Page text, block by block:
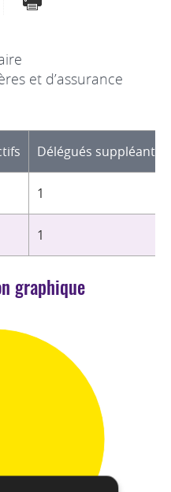
et d’assurance
Délégués suppléants
1
1
graphique